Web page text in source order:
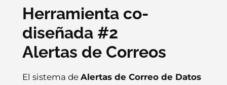
Herramienta co-
diseñada #2
Alertas de Correos
El sistema de Alertas de Correo de Datos